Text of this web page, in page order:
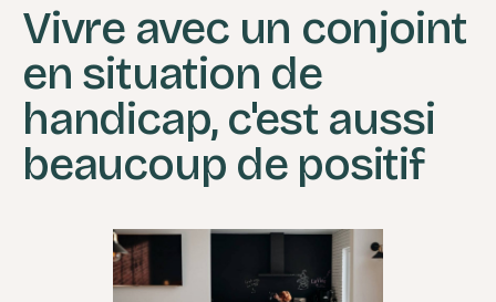
Vivre avec un conjoint
en situation de
handicap, c'est aussi
beaucoup de positif